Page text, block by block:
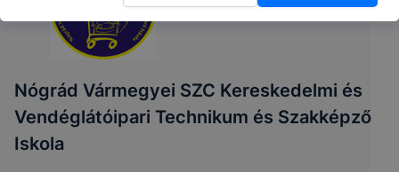
Nógrád Vármegyei SZC Kereskedelmi és
Vendéglátóipari Technikum és Szakképző
Iskola